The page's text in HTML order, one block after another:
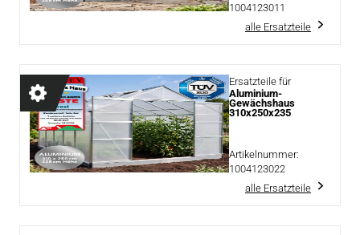
1004123011
alle Ersatzteile
Ersatzteile für
Aluminium-
Gewächshaus
310x250x235
Artikelnummer:
1004123022
alle Ersatzteile